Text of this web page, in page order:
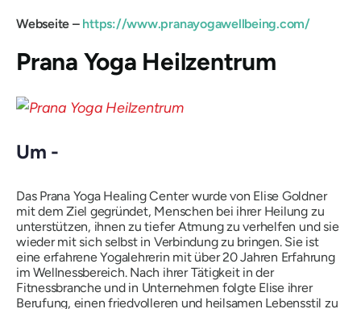
Webseite –https://www.pranayogawellbeing.com/
Prana Yoga Heilzentrum
Um -
Das Prana Yoga Healing Center wurde von Elise Goldner
mit dem Ziel gegründet, Menschen bei ihrer Heilung zu
unterstützen, ihnen zu tiefer Atmung zu verhelfen und sie
wieder mit sich selbst in Verbindung zu bringen. Sie ist
eine erfahrene Yogalehrerin mit über 20 Jahren Erfahrung
im Wellnessbereich. Nach ihrer Tätigkeit in der
Fitnessbranche und in Unternehmen folgte Elise ihrer
Berufung, einen friedvolleren und heilsamen Lebensstil zu